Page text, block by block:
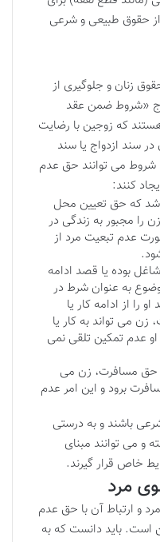
حقوق طبیعی و شرعی
زنان و جلوگیری از
«شروط ضمن عقد
که زوجین با رضایت
سند ازدواج یا سند
شروط می توانند حق عدم
کنند:
که حق تعیین محل
را مجبور به زندگی در
عدم تبعیت مرد از
بوده یا قصد ادامه
به عنوان شرط در
را از ادامه کار یا
می تواند به کار یا
عدم تمکین تلقی نمی
مسافرت، زن می
برود و این امر عدم
باشند و به درستی
و می توانند مبنای
خاص قرار گیرند.
مرد
و ارتباط آن با حق عدم
است. باید دانست که به